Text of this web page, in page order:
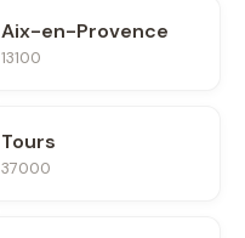
Aix-en-Provence
13100
Tours
37000